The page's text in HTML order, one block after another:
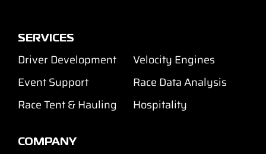
SERVICES
Driver Development
Velocity Engines
Event Support
Race Data Analysis
Race Tent & Hauling
Hospitality
COMPANY